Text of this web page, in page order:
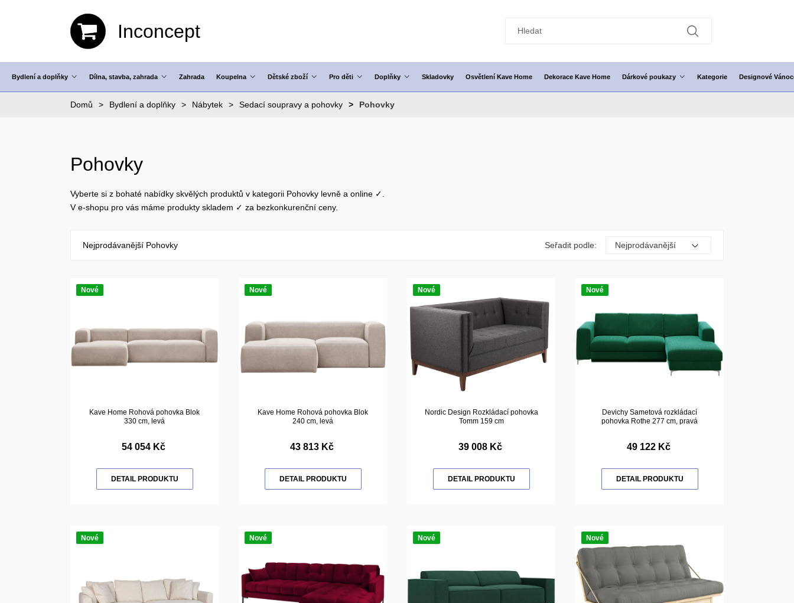
Inconcept
Bydlení a doplňky Dílna, stavba, zahrada Zahrada Koupelna Dětské zboží Pro děti Doplňky Skladovky Osvětlení Kave Home Dekorace Kave Home Dárkové poukazy Kategorie Designové
Domů Bydlení a doplňky Nábytek Sedací soupravy a pohovky Pohovky
Pohovky
Vyberte si z bohaté nabídky skvělých produktů v kategorii Pohovky levně a online ✓.
V e-shopu pro vás máme produkty skladem ✓ za bezkonkurenční ceny.
Nejprodávanější Pohovky Seřadit podle:
Nové
Kave Home Rohová pohovka Blok
330 cm, levá
54 054 Kč
DETAIL PRODUKTU
Nové
Kave Home Rohová pohovka Blok
240 cm, levá
43 813 Kč
DETAIL PRODUKTU
Nové
Nordic Design Rozkládací pohovka
Tomm 159 cm
39 008 Kč
DETAIL PRODUKTU
Nové
Devichy Sametová rozkládací
pohovka Rothe 277 cm, pravá
49 122 Kč
DETAIL PRODUKTU
Nové Nové Nové Nové